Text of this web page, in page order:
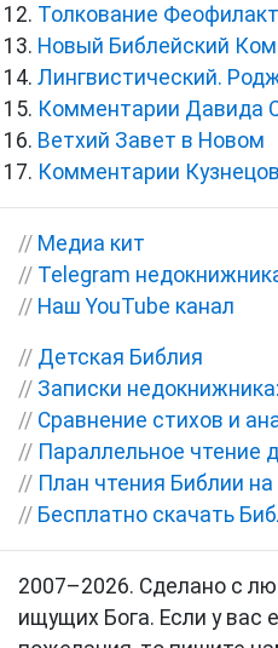
Толкование
Новый Библейский
Лингвистический.
Комментарии Давида
Ветхий Завет в Новом
Комментарии
// Медиа кит
// Telegram
// Наш YouTube канал
// Детская Библия
// Записки
// Сравнение стихов и
// Параллельное чтение
// План чтения Библии
// Бесплатно скачать
2007–2026. Сделано с
ищущих Бога. Если у вас